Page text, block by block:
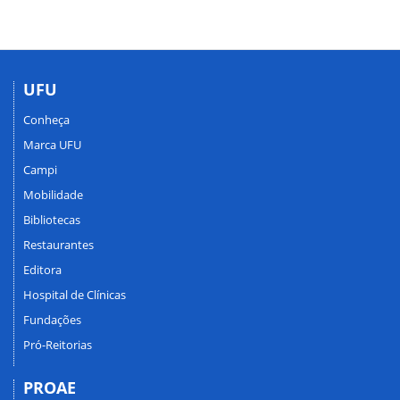
UFU
Conheça
Marca UFU
Campi
Mobilidade
Bibliotecas
Restaurantes
Editora
Hospital de Clínicas
Fundações
Pró-Reitorias
PROAE